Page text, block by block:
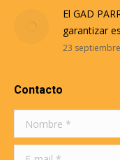
El GAD
garantizar
23
Contacto
Nombre *
E-mail *